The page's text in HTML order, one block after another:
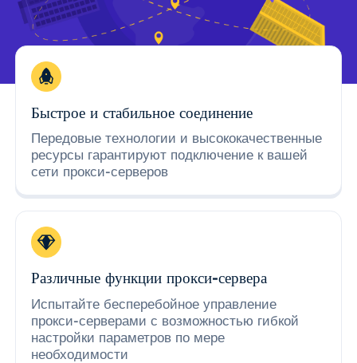
Быстрое и стабильное соединение
Передовые технологии и высококачественные
ресурсы гарантируют подключение к вашей
сети прокси-серверов
Различные функции прокси-сервера
Испытайте бесперебойное управление
прокси-серверами с возможностью гибкой
настройки параметров по мере
необходимости